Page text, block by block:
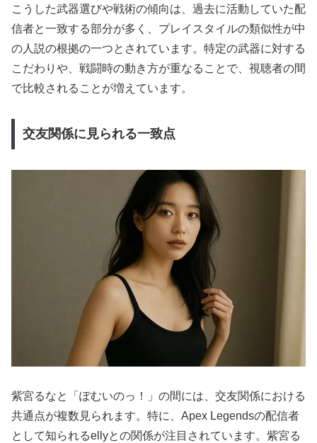
こうした武器選びや戦術の傾向は、過去に活動していた配
信者と一致する部分が多く、プレイスタイルの類似性が中
の人説の根拠の一つとされています。特定の武器に対する
こだわりや、戦闘時の動き方が重なることで、視聴者の間
で比較されることが増えています。
交友関係に見られる一致点
紫宮るなと「ぽむいのっ！」の間には、交友関係における
共通点が複数見られます。特に、Apex Legendsの配信者
として知られるellyとの関係が注目されています。紫宮る